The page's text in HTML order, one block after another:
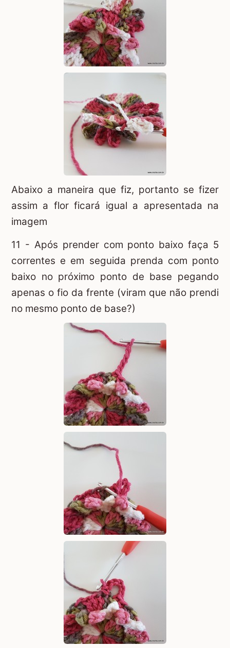
Abaixo a maneira que fiz, portanto se fizer
assim a flor ficará igual a apresentada na
imagem
11 - Após prender com ponto baixo faça 5
correntes e em seguida prenda com ponto
baixo no próximo ponto de base pegando
apenas o fio da frente (viram que não prendi
no mesmo ponto de base?)